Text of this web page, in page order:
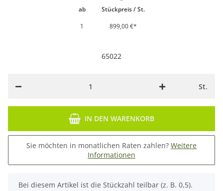
ab
Stückpreis / St.
1
899,00 €*
65022
St.
IN DEN WARENKORB
Sie möchten in monatlichen Raten zahlen? Weitere
Informationen
x
Bei diesem Artikel ist die Stückzahl teilbar (z. B. 0,5).